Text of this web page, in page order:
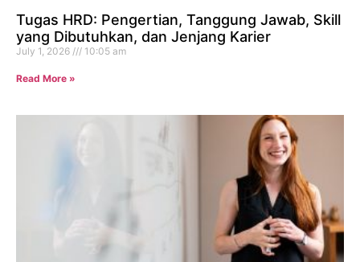
Tugas HRD: Pengertian, Tanggung Jawab, Skill
yang Dibutuhkan, dan Jenjang Karier
July 1, 2026 10:05 am
Read More »